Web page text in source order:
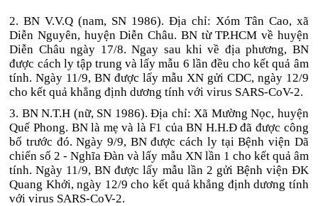
2. BN V.V.Q (nam, SN 1986). Địa chỉ: Xóm Tân Cao, xã
Diễn Nguyên, huyện Diễn Châu. BN từ TP.HCM về huyện
Diễn Châu ngày 17/8. Ngay sau khi về địa phương, BN
được cách ly tập trung và lấy mẫu 6 lần đều cho kết quả âm
tính. Ngày 11/9, BN được lấy mẫu XN gửi CDC, ngày 12/9
cho kết quả khẳng định dương tính với virus SARS-CoV-2.
3. BN N.T.H (nữ, SN 1986). Địa chỉ: Xã Mường Nọc, huyện
Quế Phong. BN là mẹ và là F1 của BN H.H.Đ đã được công
bố trước đó. Ngày 9/9, BN được cách ly tại Bệnh viện Dã
chiến số 2 - Nghĩa Đàn và lấy mẫu XN lần 1 cho kết quả âm
tính. Ngày 11/9, BN được lấy mẫu lần 2 gửi Bệnh viện ĐK
Quang Khởi, ngày 12/9 cho kết quả khẳng định dương tính
với virus SARS-CoV-2.